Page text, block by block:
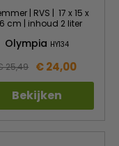
| RVS | 17 x 15 x
cm | inhoud 2 liter
Olympia HY134
25,49 € 24,00
Bekijken